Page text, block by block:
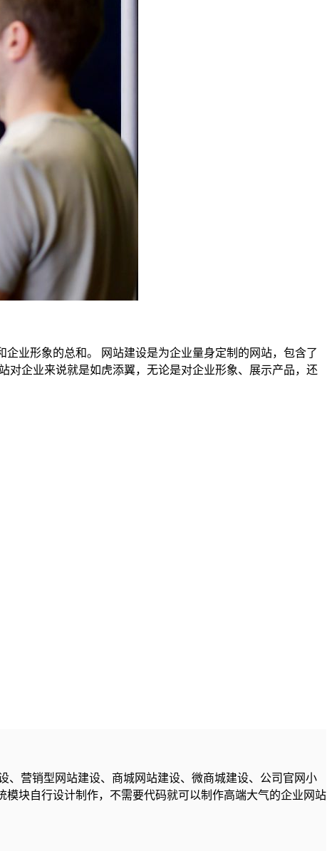
业形象的总和。 网站建设是为企业量身定制的网站，包含了
对企业来说就是如虎添翼，无论是对企业形象、展示产品，还
、营销型网站建设、商城网站建设、微商城建设、公司官网小
块自行设计制作，不需要代码就可以制作高端大气的企业网站